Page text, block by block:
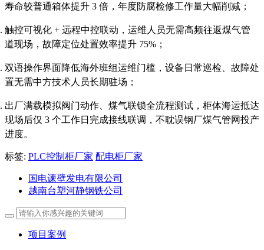
寿命较普通箱体提升 3 倍，年度防腐检修工作量大幅削减；
触控可视化 + 远程中控联动，运维人员无需高频往返煤气管
道现场，故障定位处置效率提升 75%；
双语操作界面降低海外班组运维门槛，设备日常巡检、故障处
置无需中方技术人员长期驻场；
出厂满载模拟阀门动作、煤气联锁全流程测试，柜体海运抵达
现场后仅 3 个工作日完成接线联调，不耽误钢厂煤气管网投产
进度。
标签: PLC控制柜厂家 配电柜厂家
国电谏壁发电有限公司
越南台塑河静钢铁公司
项目案例